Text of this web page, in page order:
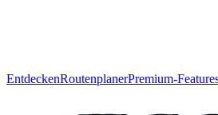
EntdeckenRoutenplanerPremium-